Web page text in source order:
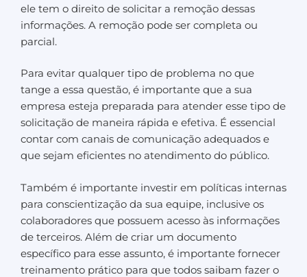
ele tem o direito de solicitar a remoção dessas
informações. A remoção pode ser completa ou
parcial.
Para evitar qualquer tipo de problema no que
tange a essa questão, é importante que a sua
empresa esteja preparada para atender esse tipo de
solicitação de maneira rápida e efetiva. É essencial
contar com canais de comunicação adequados e
que sejam eficientes no atendimento do público.
Também é importante investir em políticas internas
para conscientização da sua equipe, inclusive os
colaboradores que possuem acesso às informações
de terceiros. Além de criar um documento
específico para esse assunto, é importante fornecer
treinamento prático para que todos saibam fazer o